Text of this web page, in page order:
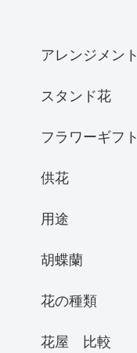
アレンジメント
スタンド花
フラワーギフト
供花
用途
胡蝶蘭
花の種類
花屋 比較